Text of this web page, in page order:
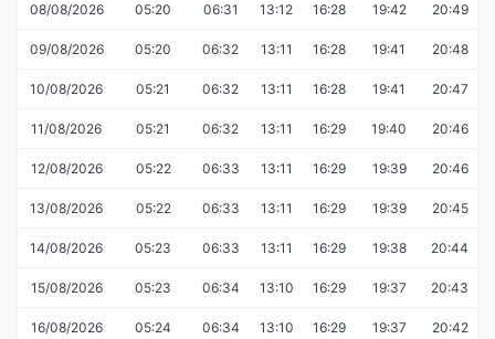
08/08/2026 05:20 06:31 13:12 16:28 19:42 20:49
09/08/2026 05:20 06:32 13:11 16:28 19:41 20:48
10/08/2026 05:21 06:32 13:11 16:28 19:41 20:47
11/08/2026 05:21 06:32 13:11 16:29 19:40 20:46
12/08/2026 05:22 06:33 13:11 16:29 19:39 20:46
13/08/2026 05:22 06:33 13:11 16:29 19:39 20:45
14/08/2026 05:23 06:33 13:11 16:29 19:38 20:44
15/08/2026 05:23 06:34 13:10 16:29 19:37 20:43
16/08/2026 05:24 06:34 13:10 16:29 19:37 20:42